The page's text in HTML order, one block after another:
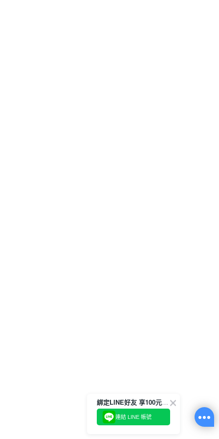
綁定LINE好友 享100元折價券
連結 LINE 帳號